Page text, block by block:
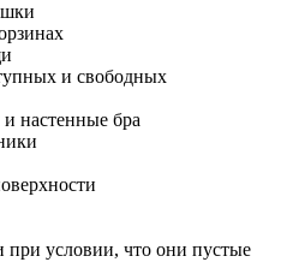
и свободных
настенные бра
условии, что они пустые